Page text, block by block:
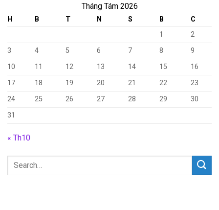
Tháng Tám 2026
H B T N S B
C
1
2
3
4 5 6 7 8
9
10
11 12 13 14 15
16
17
18 19 20 21 22
23
24
25 26 27 28 29
30
31
« Th10